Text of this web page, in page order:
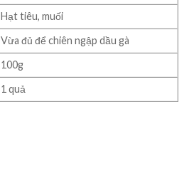
Hạt tiêu, muối
Vừa đủ để chiên ngập dầu gà
100g
1 quả